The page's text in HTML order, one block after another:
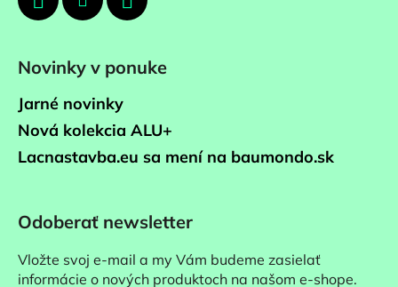
Novinky v ponuke
Jarné novinky
Nová kolekcia ALU+
Lacnastavba.eu sa mení na baumondo.sk
Odoberať newsletter
Vložte svoj e-mail a my Vám budeme zasielať
informácie o nových produktoch na našom e-shope.